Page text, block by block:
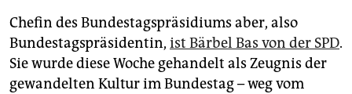
Chefin des Bundestagspräsidiums aber, also
Bundestagspräsidentin, ist Bärbel Bas von der SPD.
Sie wurde diese Woche gehandelt als Zeugnis der
gewandelten Kultur im Bundestag – weg vom